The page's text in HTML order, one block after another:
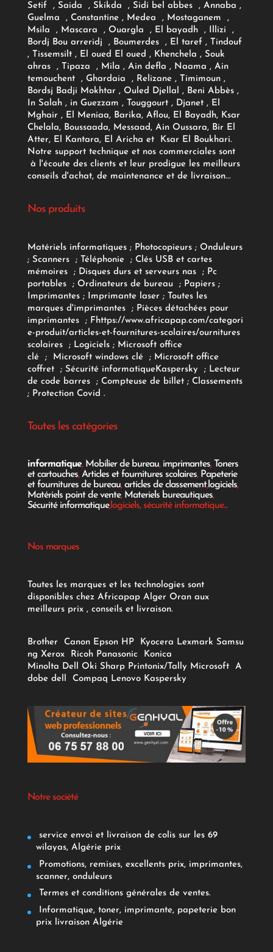
Setif , Saida , Skikda , Sidi bel abbes , Annaba ,
Guelma , Constantine , Medea , Mostaganem ,
Msila , Mascara , Ouargla , El bayadh , Illizi ,
Bordj Bou arreridj , Boumerdes , El taref , Tindouf
, Tissemsilt , El oued El oued , Khenchela , Souk
ahras , Tipaza , Mila , Ain defla , Naama , Ain
temouchent , Ghardaia , Relizane , Timimoun ,
Bordsj Badji Mokhtar , Ouled Djellal , Beni Abbès ,
In Salah , in Guezzam , Touggourt , Djanet , El
Mghair , El Meniaa, Barika, Aflou, El Bayadh, Ksar
Chelala, Boussaada, Messaad, Ain Oussara, Bir El
Atter, El Kantara, El Aricha et Ksar El Boukhari.
Notre support technique et nos commerciales sont
à l'écoute des clients et leur prodigue les meilleurs
conseils d'achat, de maintenance et de livraison...
Nos produits
Matériels informatiques; Photocopieurs; Onduleurs
; Scanners ; Téléphonie ; Clés USB et cartes
mémoires
; Disques durs et serveurs nas ; Pc
portables
; Ordinateurs de bureau ; Papiers;
Imprimantes;Imprimante laser; Toutes les
marques d'imprimantes
; Pièces détachées pour
imprimantes
; F https://www.africapap.com/categori
e-produit/articles-et-fournitures-scolaires/ournitures
scolaires; Logiciels ; Microsoft office
clé
; Microsoft windows clé; Microsoft office
coffret ; Sécurité informatiqueKaspersky ; Lecteur
de code barres
; Compteuse de billet; Classements
; Protection Covid .
Toutes les catégories
informatique, Mobilier de bureau, imprimantes, Toners
et cartouches,Articles et fournitures scolaires, Papeterie
et fournitures de bureau,articles de classement,logiciels,
Matériels point de vente, Materiels bureautiques,
Sécurité informatique,logiciels, sécurité informatique...
Nos marques
Toutes les marques et les technologies sont
disponibles chez Africapap Alger Oran aux
meilleurs prix , conseils et livraison.
Brother Canon Epson HP Kyocera Lexmark Samsu
ng Xerox Ricoh Panasonic
Konica
Minolta Dell Oki Sharp Printonix/Tally Microsoft
A
dobe dell Compaq Lenovo Kaspersky
Notre société
service envoi et livraison de colis sur les 69
wilayas, Algérie prix
Promotions, remises, excellents prix, imprimantes,
scanner, onduleurs
Termes et conditions générales de ventes.
Informatique, toner, imprimante, papeterie bon
prix livraison Algérie